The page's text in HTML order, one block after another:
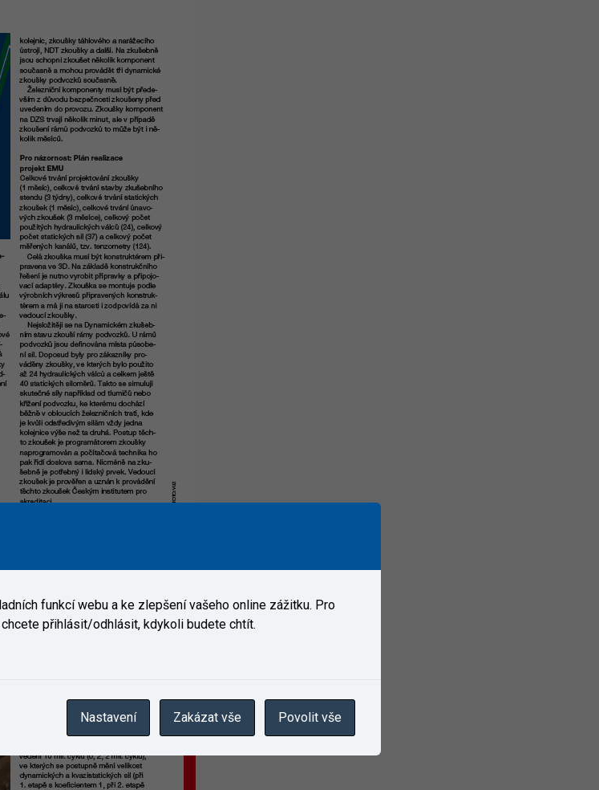
funkcí webu a ke zlepšení vašeho online zážitku. Pro
přihlásit/odhlásit, kdykoli budete chtít.
Nastavení Zakázat vše Povolit vše